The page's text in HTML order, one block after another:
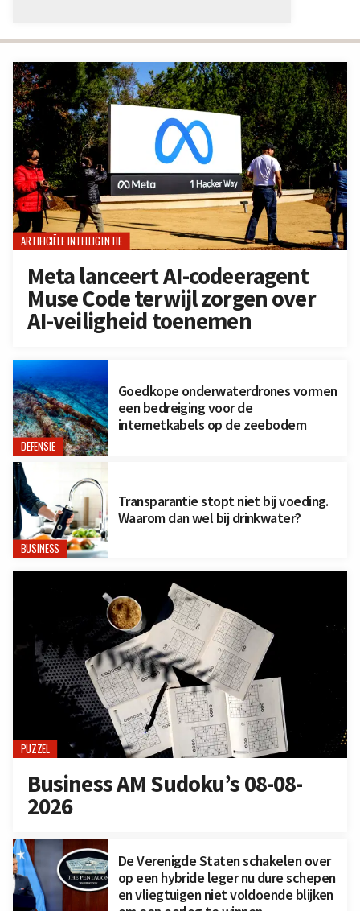
ARTIFICIËLE INTELLIGENTIE
Meta lanceert AI-codeeragent
Muse Code terwijl zorgen over
AI-veiligheid toenemen
DEFENSIE
Goedkope onderwaterdrones vormen
een bedreiging voor de
internetkabels op de zeebodem
BUSINESS
Transparantie stopt niet bij voeding.
Waarom dan wel bij drinkwater?
PUZZEL
Business AM Sudoku’s 08-08-
2026
De Verenigde Staten schakelen over
op een hybride leger nu dure schepen
en vliegtuigen niet voldoende blijken